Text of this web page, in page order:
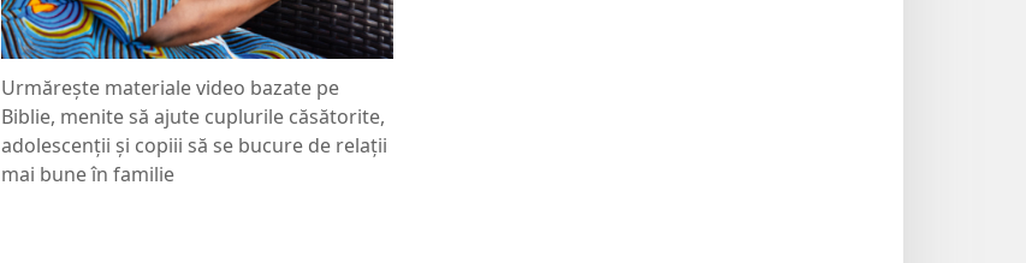
Urmărește materiale video bazate pe
Biblie, menite să ajute cuplurile căsătorite,
adolescenții și copiii să se bucure de relații
mai bune în familie